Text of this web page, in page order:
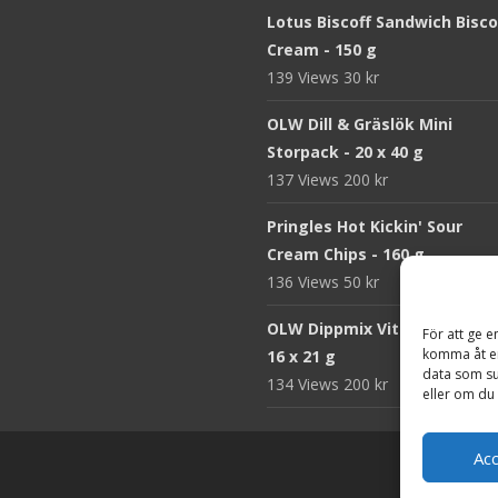
För att ge
komma åt
data som
eller om
Lotus Biscoff Sandwich
Cream - 150 g
139 Views 30 kr
OLW Dill & Gräslök Mini
Storpack - 20 x 40 g
137 Views 200 kr
Pringles Hot Kickin' Sour
Cream Chips - 160 g
136 Views 50 kr
OLW Dippmix Vitlök
16 x 21 g
134 Views 200 kr